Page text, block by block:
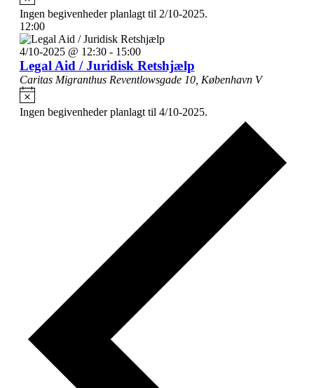
Ingen begivenheder planlagt til 2/10-2025.
12:00
4/10-2025 @ 12:30- 15:00
Legal Aid / Juridisk Retshjælp
Caritas Migranthus Reventlowsgade 10, København V
Notice
Ingen begivenheder planlagt til 4/10-2025.